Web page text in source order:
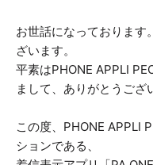
お世話になっております
ざいます。
平素はPHONE APPLI
まして、ありがとうござ
この度、PHONE APPLI
ションである、